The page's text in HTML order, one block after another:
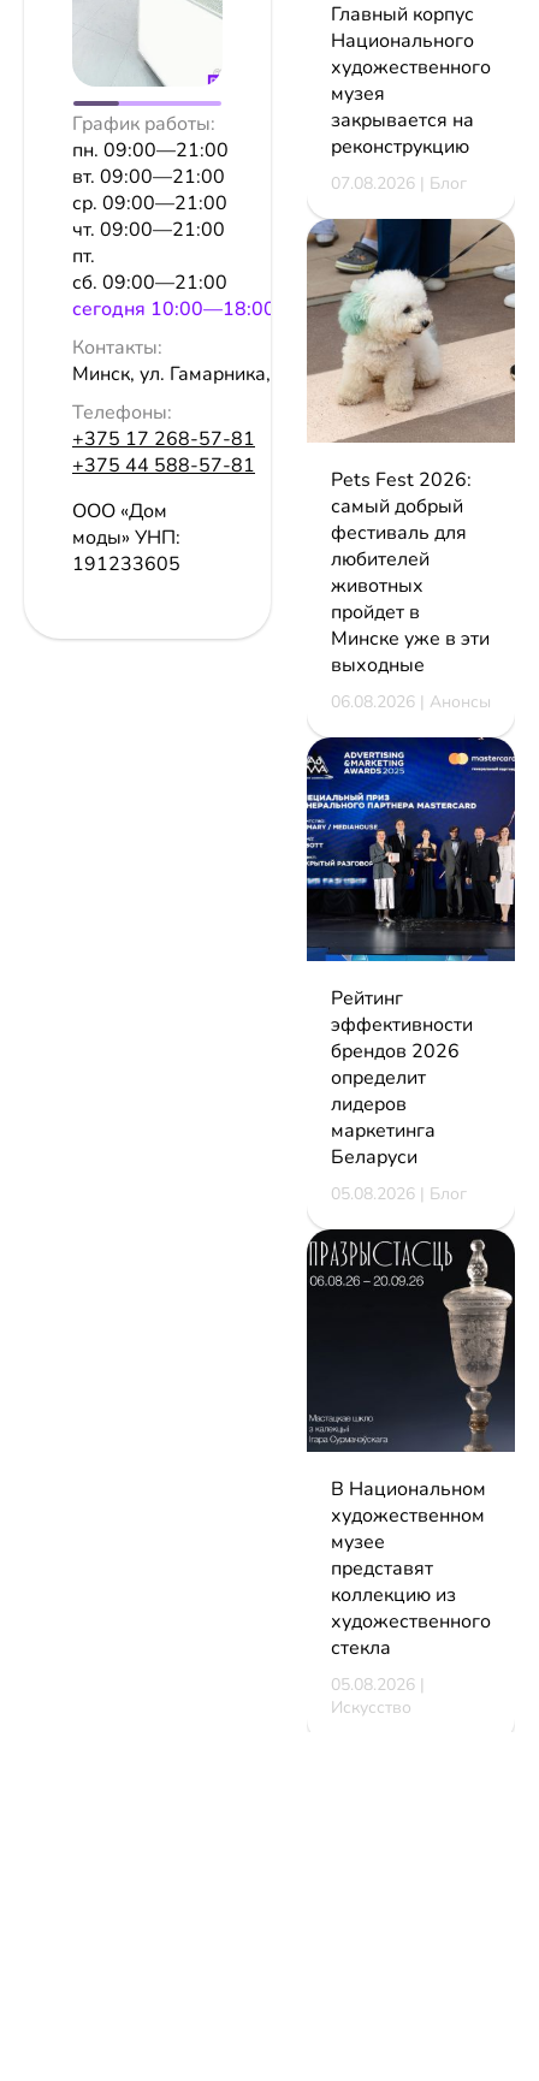
График работы:
пн. 09:00—21:00
вт. 09:00—21:00
ср. 09:00—21:00
чт. 09:00—21:00
пт.
сб. 09:00—21:00
сeгодня 10:00—18:00
Контакты:
Минск, ул. Гамарника, 16а
Телефоны:
+375 17 268-57-81
+375 44 588-57-81
ООО «Дом
моды» УНП:
191233605
Главный корпус
Национального
художественного
музея
закрывается на
реконструкцию
07.08.2026 | Блог
Pets Fest 2026:
самый добрый
фестиваль для
любителей
животных
пройдет в
Минске уже в эти
выходные
06.08.2026 | Анонсы
Рейтинг
эффективности
брендов 2026
определит
лидеров
маркетинга
Беларуси
05.08.2026 | Блог
В Национальном
художественном
музее
представят
коллекцию из
художественного
стекла
05.08.2026 |
Искусство